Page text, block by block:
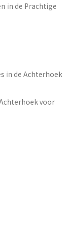
in de Prachtige
in de Achterhoek
voor